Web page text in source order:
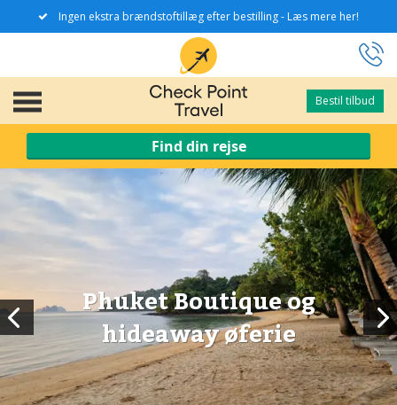
Ingen ekstra brændstoftillæg efter bestilling - Læs mere her!
Bestil tilbud
Bestil tilbud
Find din rejse
Phuket Boutique og
hideaway øferie